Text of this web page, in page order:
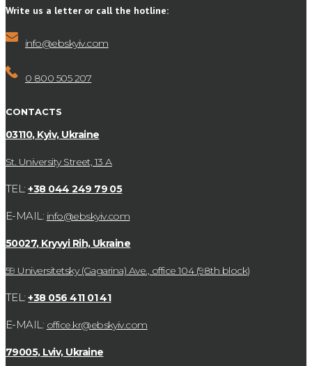
Write us a letter or call the hotline:
info@ebskyiv.com
0 800 505 207
CONTACTS
03110, Kyiv, Ukraine
St. University Street, 13 А
TEL:+38 044 249 79 05
E-MAIL: info@ebskyiv.com
50027, Kryvyi Rih, Ukraine
59 Universitetsky (Gagarina) Ave., office 104 (98th block)
TEL:+38 056 411 01 41
E-MAIL: office.kr@ebskyiv.com
79005, Lviv, Ukraine